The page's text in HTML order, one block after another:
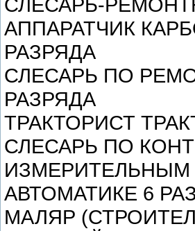
АППАРАТЧИК
РАЗРЯДА
СЛЕСАРЬ ПО
РАЗРЯДА
ТРАКТОРИСТ
СЛЕСАРЬ ПО
АВТОМАТИКЕ 6
МАЛЯР